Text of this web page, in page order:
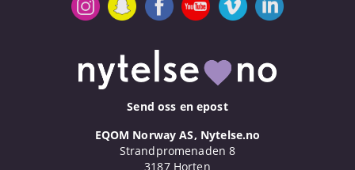
Send oss en epost
EQOM Norway AS, Nytelse.no
Strandpromenaden 8
3187 Horten